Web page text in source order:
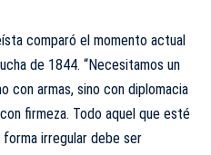
comparó el momento actual
de 1844. “Necesitamos un
con armas, sino con diplomacia
firmeza. Todo aquel que esté
irregular debe ser